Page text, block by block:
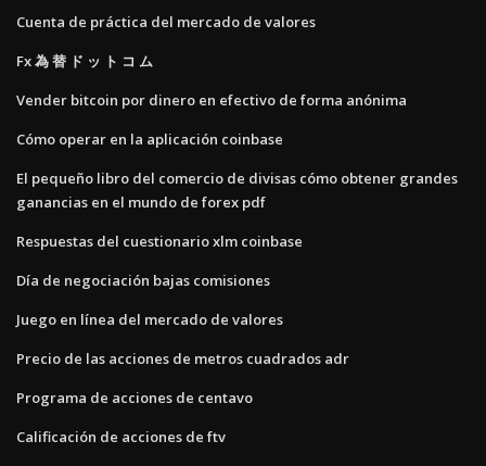
Cuenta de práctica del mercado de valores
Fx 為 替 ド ッ ト コ ム
Vender bitcoin por dinero en efectivo de forma anónima
Cómo operar en la aplicación coinbase
El pequeño libro del comercio de divisas cómo obtener grandes
ganancias en el mundo de forex pdf
Respuestas del cuestionario xlm coinbase
Día de negociación bajas comisiones
Juego en línea del mercado de valores
Precio de las acciones de metros cuadrados adr
Programa de acciones de centavo
Calificación de acciones de ftv